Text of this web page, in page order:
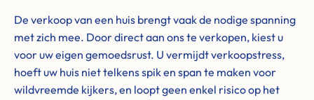
De verkoop van een huis brengt vaak de nodige spanning
met zich mee. Door direct aan ons te verkopen, kiest u
voor uw eigen gemoedsrust. U vermijdt verkoopstress,
hoeft uw huis niet telkens spik en span te maken voor
wildvreemde kijkers, en loopt geen enkel risico op het